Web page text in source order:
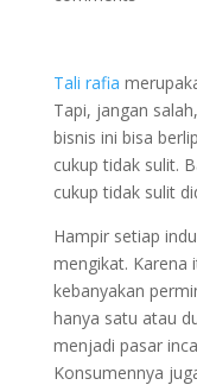
Tali rafia
Tapi, jangan
bisnis ini bisa
cukup tidak sulit.
cukup tidak sulit
Hampir setiap
mengikat. Karena
kebanyakan
hanya satu atau
menjadi pasar
Konsumennya